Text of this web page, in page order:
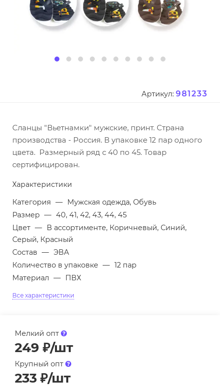
Артикул: 981233
Сланцы "Вьетнамки" мужские, принт. Страна
производства - Россия. В упаковке 12 пар одного
цвета. Размерный ряд с 40 по 45. Товар
сертифицирован.
Характеристики
Категория — Мужская одежда, Обувь
Размер — 40, 41, 42, 43, 44, 45
Цвет — В ассортименте, Коричневый, Синий,
Серый, Красный
Состав — ЭВА
Количество в упаковке — 12 пар
Материал — ПВХ
Все характеристики
Мелкий опт
249 ₽/шт
Крупный опт
233 ₽/шт